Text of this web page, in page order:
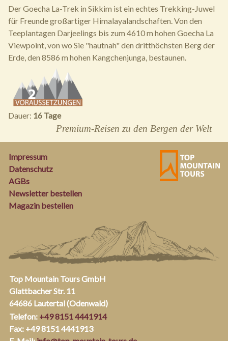
Der Goecha La-Trek in Sikkim ist ein echtes Trekking-Juwel
für Freunde großartiger Himalayalandschaften. Von den
Teeplantagen Darjeelings bis zum 4610 m hohen Goecha La
Viewpoint, von wo Sie "hautnah" den dritthöchsten Berg der
Erde, den 8586 m hohen Kangchenjunga, bestaunen.
Dauer: 16 Tage
Premium-Reisen zu den Bergen der Welt
Impressum
Datenschutz
AGBs
Newsletter bestellen
Magazin bestellen
Top Mountain Tours GmbH
Glattbacher Str. 11
64686 Lautertal (Odenwald)
Telefon: +49 8151 4441914
Fax: +49 8151 4441913